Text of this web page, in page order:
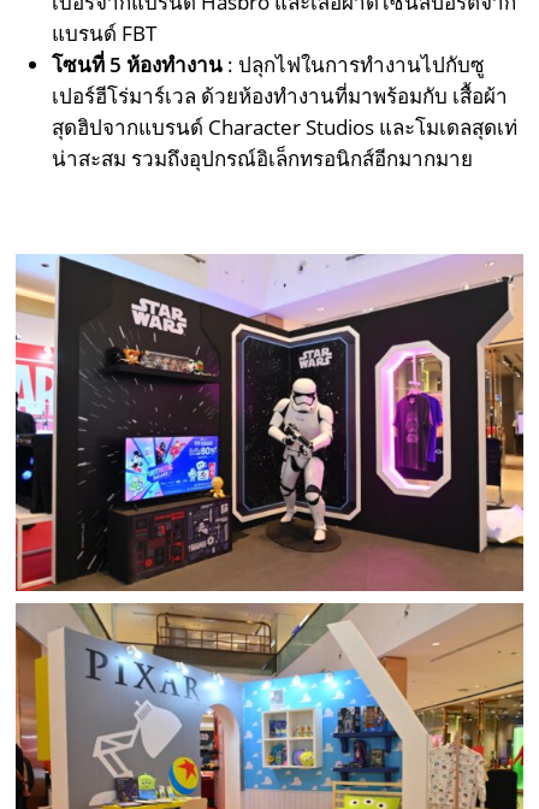
แบรนด์ FBT
โซนที่ 5ห้องทำงาน : ปลุกไฟในการทำงานไปกับซู
เปอร์ฮีโร่มาร์เวล ด้วยห้องทำงานที่มาพร้อมกับ เสื้อผ้า
สุดฮิปจากแบรนด์ Character Studios และโมเดลสุดเท่
น่าสะสม รวมถึงอุปกรณ์อิเล็กทรอนิกส์อีกมากมาย